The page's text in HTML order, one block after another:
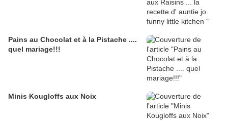
Pains au Chocolat et à la Pistache ....
quel mariage!!!
Minis Kougloffs aux Noix